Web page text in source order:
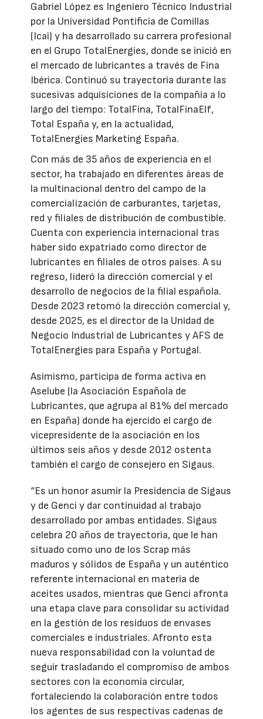
Gabriel López es Ingeniero Técnico Industrial
por la Universidad Pontificia de Comillas
(Icai) y ha desarrollado su carrera profesional
en el Grupo TotalEnergies, donde se inició en
el mercado de lubricantes a través de Fina
Ibérica. Continuó su trayectoria durante las
sucesivas adquisiciones de la compañía a lo
largo del tiempo: TotalFina, TotalFinaElf,
Total España y, en la actualidad,
TotalEnergies Marketing España.
Con más de 35 años de experiencia en el
sector, ha trabajado en diferentes áreas de
la multinacional dentro del campo de la
comercialización de carburantes, tarjetas,
red y filiales de distribución de combustible.
Cuenta con experiencia internacional tras
haber sido expatriado como director de
lubricantes en filiales de otros países. A su
regreso, lideró la dirección comercial y el
desarrollo de negocios de la filial española.
Desde 2023 retomó la dirección comercial y,
desde 2025, es el director de la Unidad de
Negocio Industrial de Lubricantes y AFS de
TotalEnergies para España y Portugal.
Asimismo, participa de forma activa en
Aselube (la Asociación Española de
Lubricantes, que agrupa al 81% del mercado
en España) donde ha ejercido el cargo de
vicepresidente de la asociación en los
últimos seis años y desde 2012 ostenta
también el cargo de consejero en Sigaus.
“Es un honor asumir la Presidencia de Sigaus
y de Genci y dar continuidad al trabajo
desarrollado por ambas entidades. Sigaus
celebra 20 años de trayectoria, que le han
situado como uno de los Scrap más
maduros y sólidos de España y un auténtico
referente internacional en materia de
aceites usados, mientras que Genci afronta
una etapa clave para consolidar su actividad
en la gestión de los residuos de envases
comerciales e industriales. Afronto esta
nueva responsabilidad con la voluntad de
seguir trasladando el compromiso de ambos
sectores con la economía circular,
fortaleciendo la colaboración entre todos
los agentes de sus respectivas cadenas de